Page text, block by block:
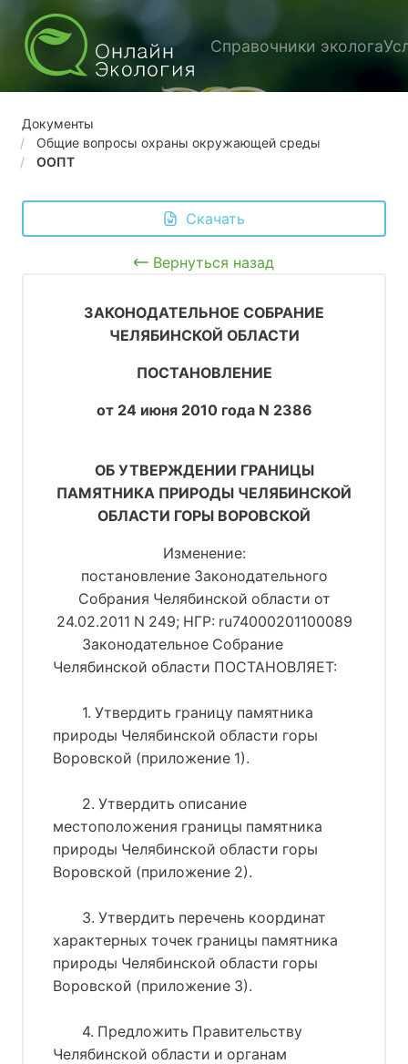
Справочники эколога
Документы
Общие вопросы охраны окружающей среды
ООПТ
Скачать
Вернуться назад
ЗАКОНОДАТЕЛЬНОЕ СОБРАНИЕ
ЧЕЛЯБИНСКОЙ ОБЛАСТИ
ПОСТАНОВЛЕНИЕ
от 24 июня 2010 года N 2386
ОБ УТВЕРЖДЕНИИ ГРАНИЦЫ
ПАМЯТНИКА ПРИРОДЫ ЧЕЛЯБИНСКОЙ
ОБЛАСТИ ГОРЫ ВОРОВСКОЙ
Изменение:
постановление Законодательного
Собрания Челябинской области от
24.02.2011 N 249; НГР: ru74000201100089
Законодательное Собрание
Челябинской области ПОСТАНОВЛЯЕТ:
1. Утвердить границу памятника
природы Челябинской области горы
Воровской (приложение 1).
2. Утвердить описание
местоположения границы памятника
природы Челябинской области горы
Воровской (приложение 2).
3. Утвердить перечень координат
характерных точек границы памятника
природы Челябинской области горы
Воровской (приложение 3).
4. Предложить Правительству
Челябинской области и органам